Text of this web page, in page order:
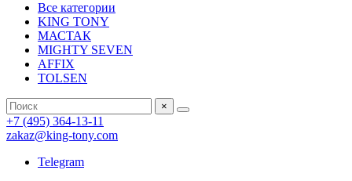
Все категории
KING TONY
МАСТАК
MIGHTY SEVEN
AFFIX
TOLSEN
×
+7 (495) 364-13-11
zakaz@king-tony.com
Telegram